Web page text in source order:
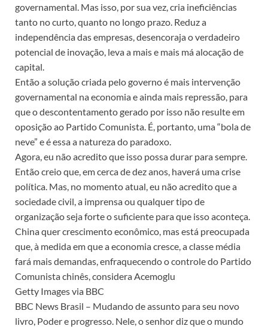
governamental. Mas isso, por sua vez, cria ineficiências
tanto no curto, quanto no longo prazo. Reduz a
independência das empresas, desencoraja o verdadeiro
potencial de inovação, leva a mais e mais má alocação de
capital.
Então a solução criada pelo governo é mais intervenção
governamental na economia e ainda mais repressão, para
que o descontentamento gerado por isso não resulte em
oposição ao Partido Comunista. É, portanto, uma “bola de
neve” e é essa a natureza do paradoxo.
Agora, eu não acredito que isso possa durar para sempre.
Então creio que, em cerca de dez anos, haverá uma crise
política. Mas, no momento atual, eu não acredito que a
sociedade civil, a imprensa ou qualquer tipo de
organização seja forte o suficiente para que isso aconteça.
China quer crescimento econômico, mas está preocupada
que, à medida em que a economia cresce, a classe média
fará mais demandas, enfraquecendo o controle do Partido
Comunista chinês, considera Acemoglu
Getty Images via BBC
BBC News Brasil – Mudando de assunto para seu novo
livro, Poder e progresso. Nele, o senhor diz que o mundo